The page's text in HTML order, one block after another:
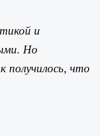
и
Но
получилось, что